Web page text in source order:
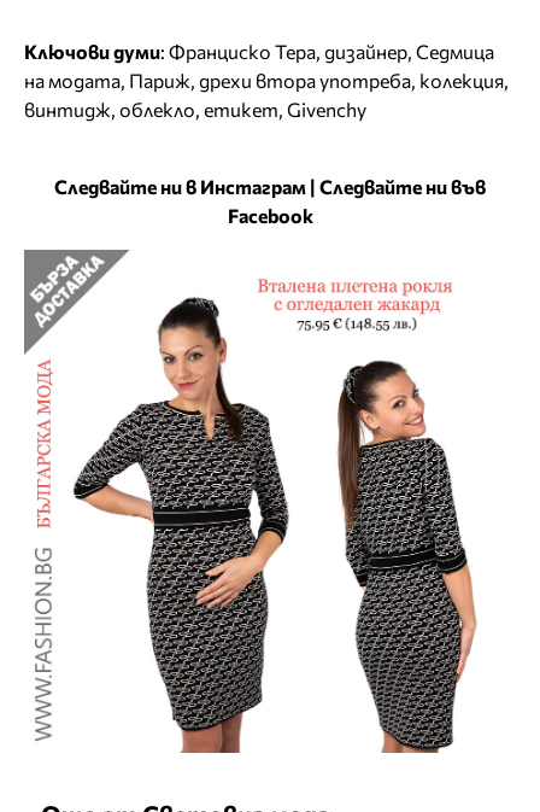
Ключови думи: Франциско Тера, дизайнер, Седмица
на модата, Париж, дрехи втора употреба, колекция,
винтидж, облекло, етикет, Givenchy
Следвайте ни в Инстаграм | Следвайте ни във
Facebook